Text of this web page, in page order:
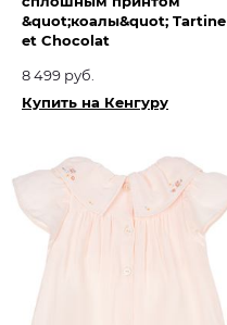
&quot;коалы&quot; Tartine
et Chocolat​
8 499 руб.
Купить на Кенгуру